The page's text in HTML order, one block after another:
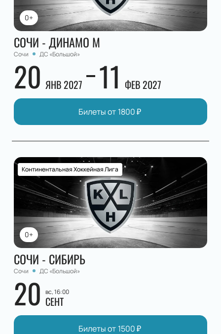
0+
СОЧИ - ДИНАМО М
Сочи ДС «Большой»
20 ЯНВ 2027 11 ФЕВ 2027
Билеты от 1800₽
0+
Континентальная Хоккейная Лига
СОЧИ - СИБИРЬ
Сочи ДС «Большой»
20 вс, 16:00
СЕНТ
Билеты от 1500₽